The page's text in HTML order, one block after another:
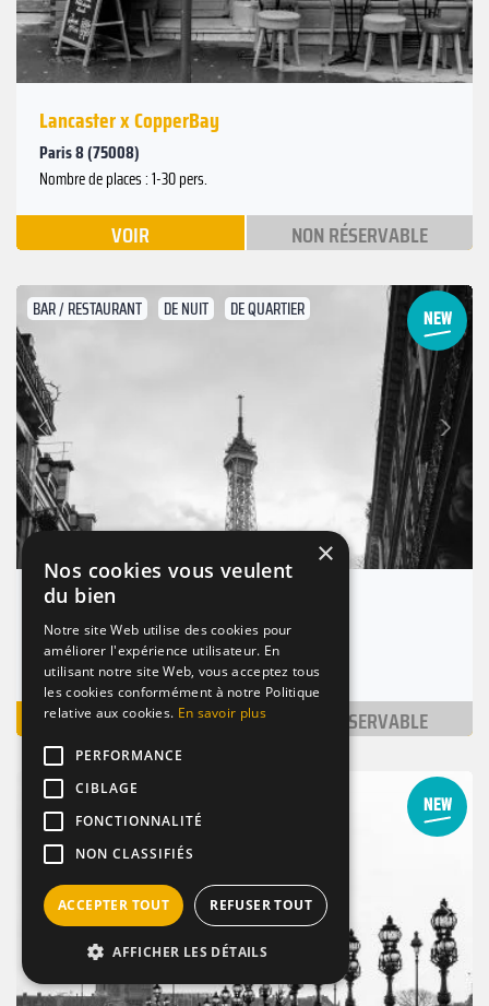
Lancaster x CopperBay
Paris 8 (75008)
Nombre de places : 1-30 pers.
VOIR NON RÉSERVABLE
BAR / RESTAURANT DE NUIT DE QUARTIER
Précédent
Suivant
Le Paradis du Fruit - George V
Paris 8 (75008)
Nombre de places : 1-30 pers.
VOIR NON RÉSERVABLE
BAR / RESTAURANT
Précédent
Suivant
×
Nos cookies vous veulent
du bien
Notre site Web utilise des cookies pour
améliorer l'expérience utilisateur. En
utilisant notre site Web, vous acceptez tous
les cookies conformément à notre Politique
relative aux cookies. En savoir plus
PERFORMANCE
CIBLAGE
FONCTIONNALITÉ
NON CLASSIFIÉS
ACCEPTER TOUT REFUSER TOUT
AFFICHER LES DÉTAILS